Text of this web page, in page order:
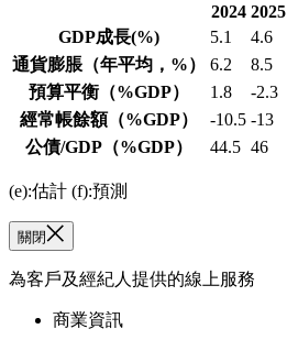
2024 2025
GDP成長(%) 5.1 4.6
通貨膨脹 （年平均，%） 6.2 8.5
預算平衡 （%GDP） 1.8 -2.3
經常帳餘額（%GDP） -10.5 -13
公債/GDP （%GDP） 44.5 46
(e):估計 (f):預測
關閉
為客戶及經紀人提供的線上服務
商業資訊